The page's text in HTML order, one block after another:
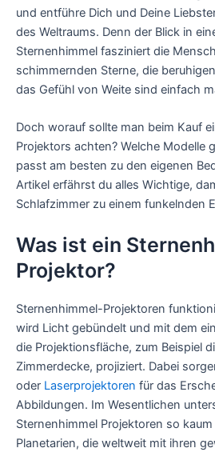
und entführe Dich und Deine
des Weltraums. Denn der Blick in
Sternenhimmel fasziniert die
schimmernden Sterne, die
das Gefühl von Weite sind einfach
Doch worauf sollte man beim Kauf
Projektors achten? Welche Modelle
passt am besten zu den eigenen
Artikel erfährst du alles Wichtige,
Schlafzimmer zu einem funkelnden
Was ist ein
Projektor?
Sternenhimmel-Projektoren
wird Licht gebündelt und mit dem
die Projektionsfläche, zum Beispiel
Zimmerdecke, projiziert. Dabei
oder Laserprojektoren für das
Abbildungen. Im Wesentlichen
Sternenhimmel Projektoren so
Planetarien, die weltweit mit ihren